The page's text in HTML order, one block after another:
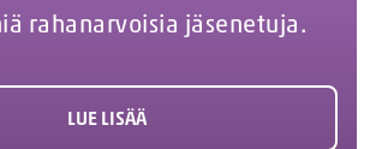
rahanarvoisia jäsenetuja.
LUE LISÄÄ